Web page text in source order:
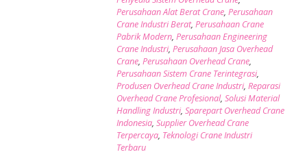
Perusahaan Alat Berat Crane, Perusahaan
Crane Industri Berat, Perusahaan Crane
Pabrik Modern, Perusahaan Engineering
Crane Industri, Perusahaan Jasa Overhead
Crane, Perusahaan Overhead Crane,
Perusahaan Sistem Crane Terintegrasi,
Produsen Overhead Crane Industri, Reparasi
Overhead Crane Profesional, Solusi Material
Handling Industri, Sparepart Overhead Crane
Indonesia, Supplier Overhead Crane
Terpercaya, Teknologi Crane Industri
Terbaru